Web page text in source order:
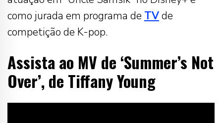
como jurada em programa de TVde
competição de K-pop.
Assista ao MV de ‘Summer’s Not
Over’, de Tiffany Young